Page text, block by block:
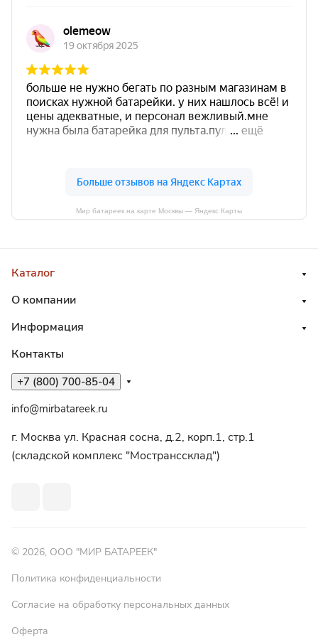
Мир батареек на карте Москвы — Яндекс Карты
Каталог
О компании
Информация
Контакты
+7 (800) 700-85-04
info@mirbatareek.ru
г. Москва ул. Красная сосна, д.2, корп.1, стр.1
(складской комплекс "Мостранссклад")
© 2026, ООО "МИР БАТАРЕЕК"
Политика конфиденциальности
Согласие на обработку персональных данных
Оферта